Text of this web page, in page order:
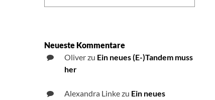
Neueste Kommentare
Oliverzu Ein neues (E-)Tandem muss
her
Alexandra Linkezu Ein neues